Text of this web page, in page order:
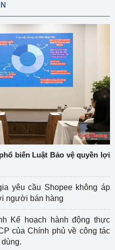
biến Luật Bảo vệ quyền lợi
yêu cầu Shopee không áp
người bán hàng
Kế hoạch hành động thực
của Chính phủ về công tác